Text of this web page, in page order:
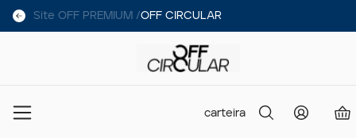
Site OFF PREMIUM /OFF CIRCULAR
carteira